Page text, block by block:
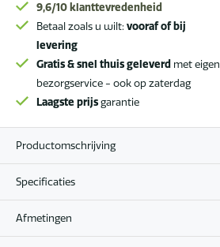
9,6/10 klanttevredenheid
Betaal zoals u wilt: vooraf of bij
levering
Gratis & snel thuis geleverd met eigen
bezorgservice - ook op zaterdag
Laagste prijsgarantie
Productomschrijving
Specificaties
Afmetingen